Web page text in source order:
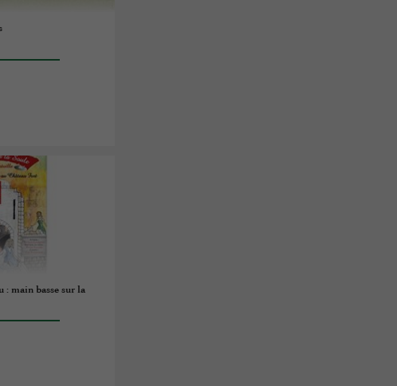
: main basse sur la